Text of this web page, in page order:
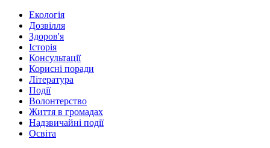
Екологія
Дозвілля
Здоров'я
Історія
Консультації
Корисні поради
Література
Події
Волонтерство
Життя в громадах
Надзвичайні події
Освіта